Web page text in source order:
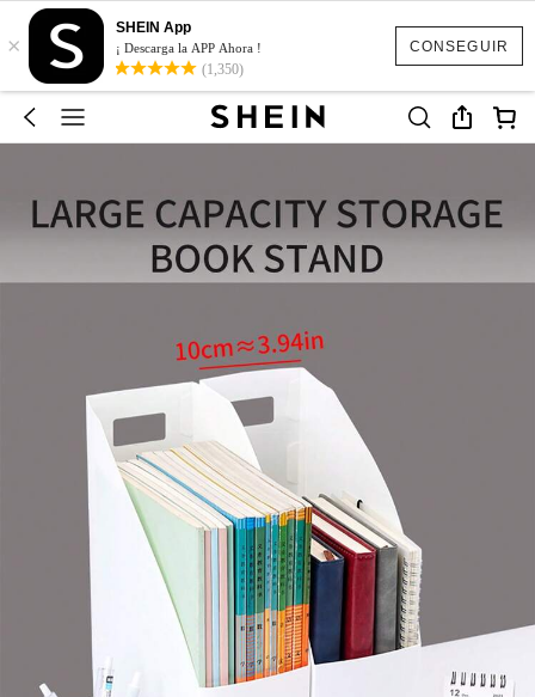
CONSEGUIR
×
SHEIN App
¡ Descarga la APP Ahora !
(1,350)